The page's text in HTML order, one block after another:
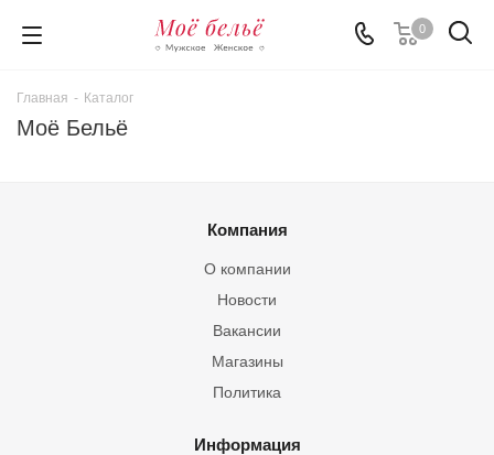
0
Главная - Каталог
Моё Бельё
Компания
О компании
Новости
Вакансии
Магазины
Политика
Информация